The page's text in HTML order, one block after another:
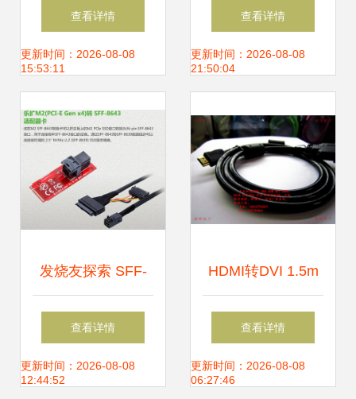
从接口到性能的全
方位解析与选型指
查看详情
更新时间：2026-08-08
15:53:11
4s转接线配件 iPad
2转HDMI高清线连
查看详情
更新时间：2026-08-08
21:50:04
发烧友探索 SFF-
8639/U.2接口转接
卡与转接线精髓指
查看详情
更新时间：2026-08-08
12:44:52
HDMI转DVI 1.5m
无网双环高清线 高
效连接，稳定传输
查看详情
更新时间：2026-08-08
06:27:46